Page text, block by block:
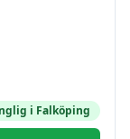
i Falköping